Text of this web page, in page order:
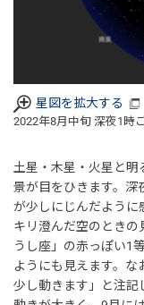
星図を拡大する
2022年8月中旬 深夜1時
土星・木星・火星と
景が目をひきます。深
が少しにじんだように
キリ澄んだ空のときの
うし座」の赤っぽい1
ようにも見えます。
少し動きます」と注記